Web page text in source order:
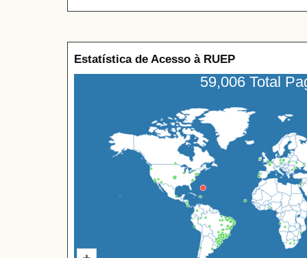
Estatística de Acesso à RUEP
59,006 Total